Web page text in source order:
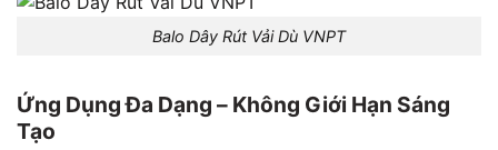
Balo Dây Rút Vải Dù VNPT
Ứng Dụng Đa Dạng – Không Giới Hạn Sáng
Tạo